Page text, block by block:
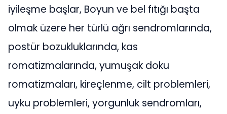
iyileşme başlar, Boyun ve bel fıtığı başta
olmak üzere her türlü ağrı sendromlarında,
postür bozukluklarında, kas
romatizmalarında, yumuşak doku
romatizmaları, kireçlenme, cilt problemleri,
uyku problemleri, yorgunluk sendromları,